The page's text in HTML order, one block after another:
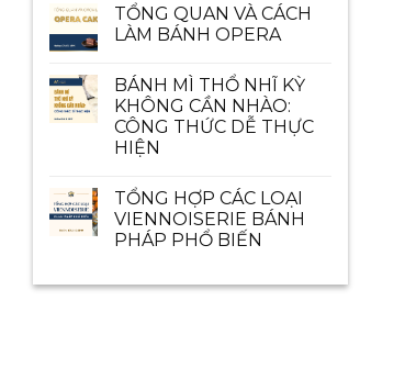
TỔNG QUAN VÀ CÁCH
LÀM BÁNH OPERA
BÁNH MÌ THỔ NHĨ KỲ
KHÔNG CẦN NHÀO:
CÔNG THỨC DỄ THỰC
HIỆN
TỔNG HỢP CÁC LOẠI
VIENNOISERIE BÁNH
PHÁP PHỔ BIẾN